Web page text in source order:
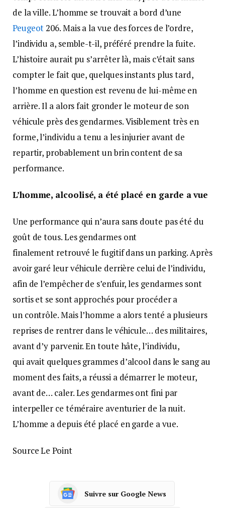
de la ville. L’homme se trouvait а bord d’une
Peugeot206. Mais а la vue des forces de l’ordre,
l’individu a, semble-t-il, préféré prendre la fuite.
L’histoire aurait pu s’arrêter là, mais c’était sans
compter le fait que, quelques instants plus tard,
l’homme en question est revenu de lui-même en
arrière. Il a alors fait gronder le moteur de son
véhicule près des gendarmes. Visiblement très en
forme, l’individu a tenu а les injurier avant de
repartir, probablement un brin content de sa
performance.
L’homme, alcoolisé, a été placé en garde а vue
Une performance qui n’aura sans doute pas été du
goût de tous. Les gendarmes ont
finalement retrouvé le fugitif dans un parking. Après
avoir garé leur véhicule derrière celui de l’individu,
afin de l’empêcher de s’enfuir, les gendarmes sont
sortis et se sont approchés pour procéder а
un contrôle. Mais l’homme a alors tenté а plusieurs
reprises de rentrer dans le véhicule… des militaires,
avant d’y parvenir. En toute hâte, l’individu,
qui avait quelques grammes d’alcool dans le sang au
moment des faits, a réussi а démarrer le moteur,
avant de… caler. Les gendarmes ont fini par
interpeller ce téméraire aventurier de la nuit.
L’homme a depuis été placé en garde а vue.
Source Le Point
Suivre sur Google News